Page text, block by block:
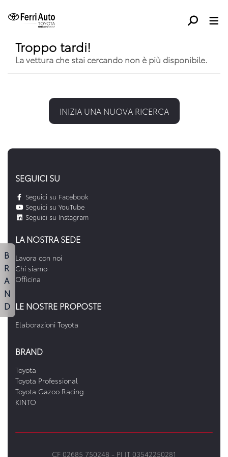
Troppo tardi!
La vettura che stai cercando non è più disponibile.
INIZIA UNA NUOVA RICERCA
SEGUICI SU
Seguici su Facebook
Seguici su YouTube
Seguici su Instagram
LA NOSTRA SEDE
Lavora con noi
Chi siamo
Officina
LE NOSTRE PROPOSTE
Elaborazioni Toyota
BRAND
Toyota
Toyota Professional
Toyota Gazoo Racing
KINTO
CF 02685 750248 - PI IT 03542250281
B
R
A
N
D